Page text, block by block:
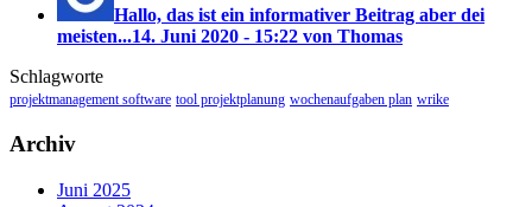
Hallo, das ist ein informativer Beitrag aber dei
meisten...14. Juni 2020 - 15:22 von Thomas
Schlagworte
projektmanagement software tool projektplanung wochenaufgaben plan wrike
Archiv
Juni 2025